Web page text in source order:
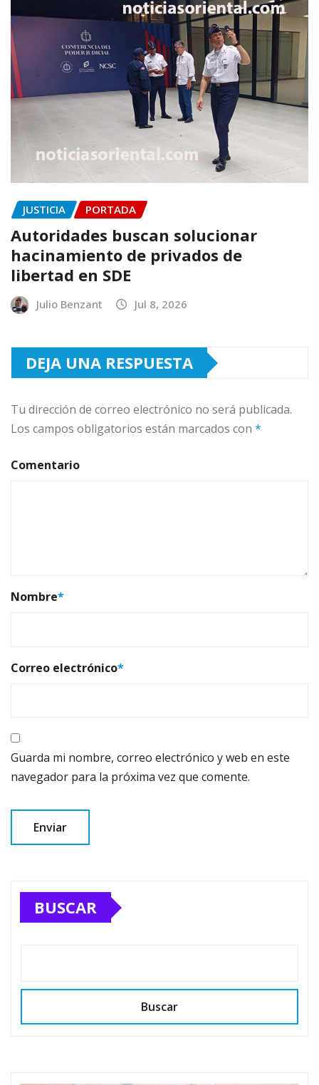
JUSTICIA PORTADA
Autoridades buscan solucionar
hacinamiento de privados de
libertad en SDE
Julio Benzant Jul 8, 2026
DEJA UNA RESPUESTA
Tu dirección de correo electrónico no será publicada.
Los campos obligatorios están marcados con *
Comentario
Nombre*
Correo electrónico*
Guarda mi nombre, correo electrónico y web en este
navegador para la próxima vez que comente.
BUSCAR
Buscar